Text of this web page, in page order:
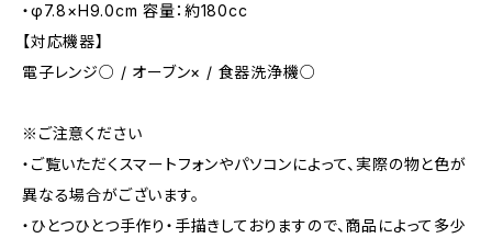
・φ7.8×H9.0cm 容量：約180cc
【対応機器】
電子レンジ○ / オーブン× / 食器洗浄機○
※ご注意ください
・ご覧いただくスマートフォンやパソコンによって、実際の物と色が
異なる場合がございます。
・ひとつひとつ手作り・手描きしておりますので、商品によって多少